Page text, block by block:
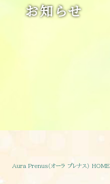
お知らせ
Aura Prenus（オーラ プレナス） HOME